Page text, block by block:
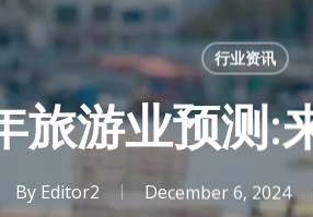
行业资讯
旅游业预测:
By Editor2 December 6, 2024